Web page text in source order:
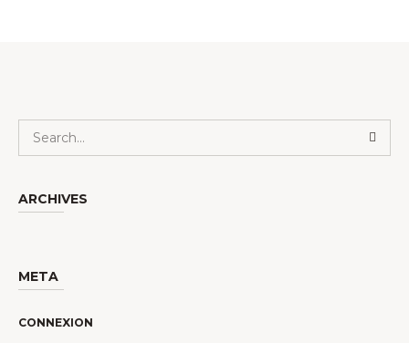
ARCHIVES
META
CONNEXION